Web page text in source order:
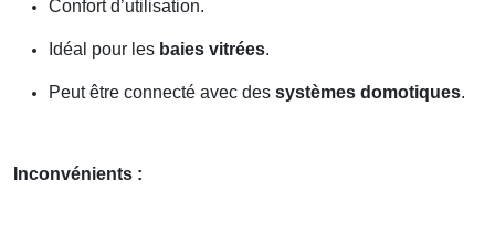
Confort d’utilisation.
Idéal pour les baies vitrées.
Peut être connecté avec des systèmes domotiques.
Inconvénients :